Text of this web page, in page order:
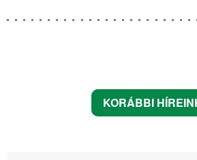
Adatbázis kezelés
KORÁBBI